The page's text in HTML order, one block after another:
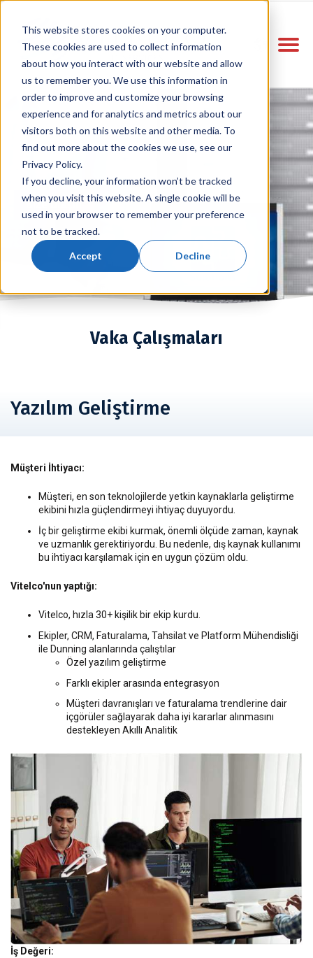
This website stores cookies on your computer.
These cookies are used to collect information
about how you interact with our website and allow
us to remember you. We use this information in
order to improve and customize your browsing
experience and for analytics and metrics about our
visitors both on this website and other media. To
find out more about the cookies we use, see our
Privacy Policy.
If you decline, your information won’t be tracked
when you visit this website. A single cookie will be
used in your browser to remember your preference
not to be tracked.
Accept Decline
Bize Ulaşın
Vaka Çalışmaları
Yazılım Geliştirme
Müşteri İhtiyacı:
Müşteri, en son teknolojilerde yetkin kaynaklarla geliştirme
ekibini hızla güçlendirmeyi ihtiyaç duyuyordu.
İç bir geliştirme ekibi kurmak, önemli ölçüde zaman, kaynak
ve uzmanlık gerektiriyordu. Bu nedenle, dış kaynak kullanımı
bu ihtiyacı karşılamak için en uygun çözüm oldu.
Vitelco'nun yaptığı:
Vitelco, hızla 30+ kişilik bir ekip kurdu.
Ekipler, CRM, Faturalama, Tahsilat ve Platform Mühendisliği
ile Dunning alanlarında çalıştılar
Özel yazılım geliştirme
Farklı ekipler arasında entegrasyon
Müşteri davranışları ve faturalama trendlerine dair
içgörüler sağlayarak daha iyi kararlar alınmasını
destekleyen Akıllı Analitik
İş Değeri: